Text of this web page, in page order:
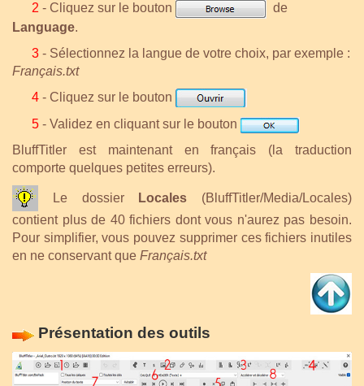
2 - Cliquez sur le bouton
de
Language.
3 - Sélectionnez la langue de votre choix, par exemple :
Français.txt
4 - Cliquez sur le bouton
5 - Validez en cliquant sur le bouton
BluffTitler est maintenant en français (la traduction
comporte quelques petites erreurs).
Le dossier Locales (BluffTitler/Media/Locales)
contient plus de 40 fichiers dont vous n'aurez pas besoin.
Pour simplifier, vous pouvez supprimer ces fichiers inutiles
en ne conservant que Français.txt
Présentation des outils